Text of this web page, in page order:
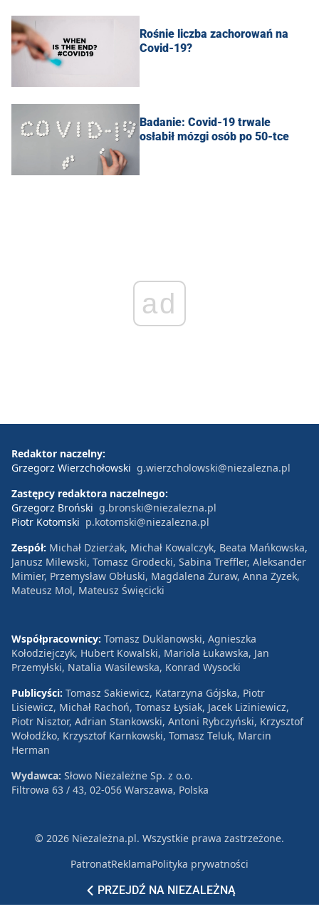
Rośnie liczba zachorowań na
Covid-19?
Badanie: Covid-19 trwale
osłabił mózgi osób po 50-tce
ad
PRZEJDŹ NA NIEZALEŻNĄ
Redaktor naczelny:
Grzegorz Wierzchołowski g.wierzcholowski@niezalezna.pl
Zastępcy redaktora naczelnego:
Grzegorz Broński g.bronski@niezalezna.pl
Piotr Kotomski p.kotomski@niezalezna.pl
Zespół: Michał Dzierżak, Michał Kowalczyk, Beata Mańkowska,
Janusz Milewski, Tomasz Grodecki, Sabina Treffler, Aleksander
Mimier, Przemysław Obłuski, Magdalena Żuraw, Anna Zyzek,
Mateusz Mol, Mateusz Święcicki
Współpracownicy: Tomasz Duklanowski, Agnieszka
Kołodziejczyk, Hubert Kowalski, Mariola Łukawska, Jan
Przemyłski, Natalia Wasilewska, Konrad Wysocki
Publicyści: Tomasz Sakiewicz, Katarzyna Gójska, Piotr
Lisiewicz, Michał Rachoń, Tomasz Łysiak, Jacek Liziniewicz,
Piotr Nisztor, Adrian Stankowski, Antoni Rybczyński, Krzysztof
Wołodźko, Krzysztof Karnkowski, Tomasz Teluk, Marcin
Herman
Wydawca: Słowo Niezależne Sp. z o.o.
Filtrowa 63 / 43, 02-056 Warszawa, Polska
© 2026 Niezależna.pl. Wszystkie prawa zastrzeżone.
PatronatReklamaPolityka prywatności